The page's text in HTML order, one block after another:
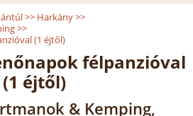
>> Harkány>>
>>
(1 éjtől)
félpanzióval
(1 éjtől)
& Kemping,